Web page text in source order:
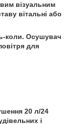
візуальним
вітальні або
коли. Осушувач
для
20 л/24
і